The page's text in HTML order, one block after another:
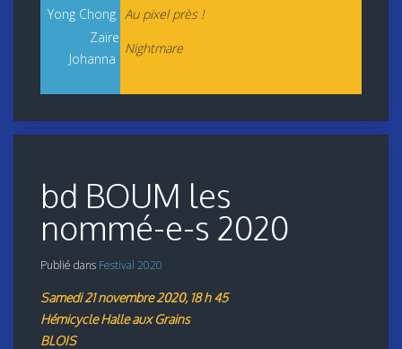
Yong Chong Au pixel près !
Zaïre
Johanna
Nightmare
bd BOUM les
nommé-e-s 2020
Publié dans Festival 2020
Samedi 21 novembre 2020, 18 h 45
Hémicycle Halle aux Grains
BLOIS